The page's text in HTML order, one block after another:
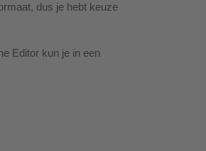
dus je hebt keuze
Editor kun je in een